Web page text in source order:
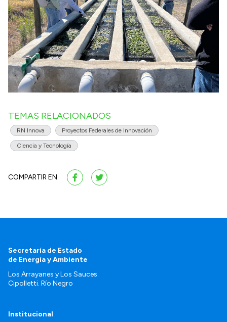
TEMAS RELACIONADOS
RN Innova Proyectos Federales de Innovación
Ciencia y Tecnología
COMPARTIR EN:
Secretaría de Estado
de Energía y Ambiente
Los Arrayanes y Los Sauces.
Cipolletti. Río Negro
Institucional